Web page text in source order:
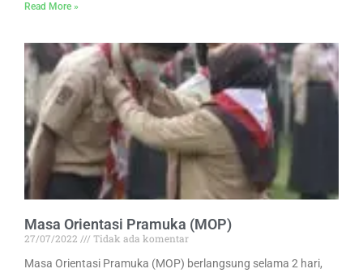
Read More »
Masa Orientasi Pramuka (MOP)
27/07/2022
Tidak ada komentar
Masa Orientasi Pramuka (MOP) berlangsung selama 2 hari,